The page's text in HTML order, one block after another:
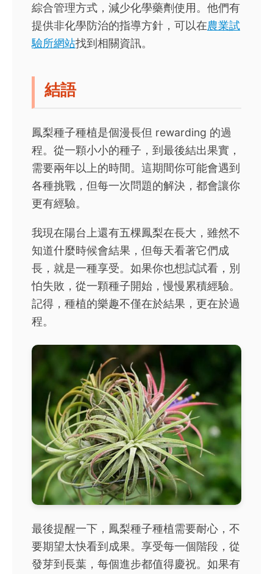
綜合管理方式，減少化學藥劑使用。他們有
提供非化學防治的指導方針，可以在農業試
驗所網站找到相關資訊。
結語
鳳梨種子種植是個漫長但 rewarding 的過
程。從一顆小小的種子，到最後結出果實，
需要兩年以上的時間。這期間你可能會遇到
各種挑戰，但每一次問題的解決，都會讓你
更有經驗。
我現在陽台上還有五棵鳳梨在長大，雖然不
知道什麼時候會結果，但每天看著它們成
長，就是一種享受。如果你也想試試看，別
怕失敗，從一顆種子開始，慢慢累積經驗。
記得，種植的樂趣不僅在於結果，更在於過
程。
最後提醒一下，鳳梨種子種植需要耐心，不
要期望太快看到成果。享受每一個階段，從
發芽到長葉，每個進步都值得慶祝。如果有